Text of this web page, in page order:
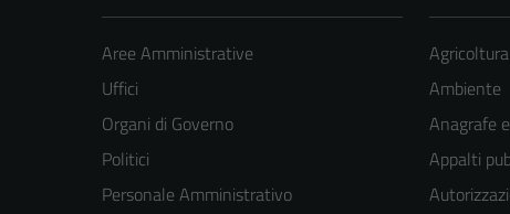
Aree Amministrative
Uffici
Organi di Governo
Politici
Personale Amministrativo
Ambiente
Anagrafe
Appalti